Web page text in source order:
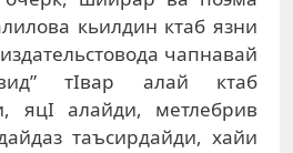
кьилдин ктаб язни
чапнавай
тIвар алай ктаб
яцI алайди, метлебрив
таъсирдайди, хайи